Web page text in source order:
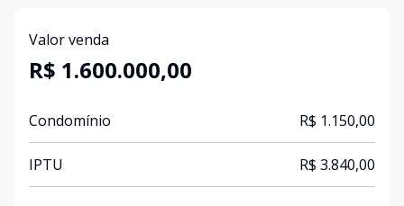
Valor venda
R$ 1.600.000,00
Condomínio R$ 1.150,00
IPTU R$ 3.840,00